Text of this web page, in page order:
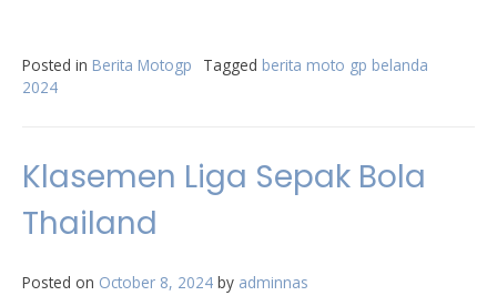
Posted in Berita Motogp Tagged berita moto gp belanda
2024
Klasemen Liga Sepak Bola
Thailand
Posted on October 8, 2024 by adminnas